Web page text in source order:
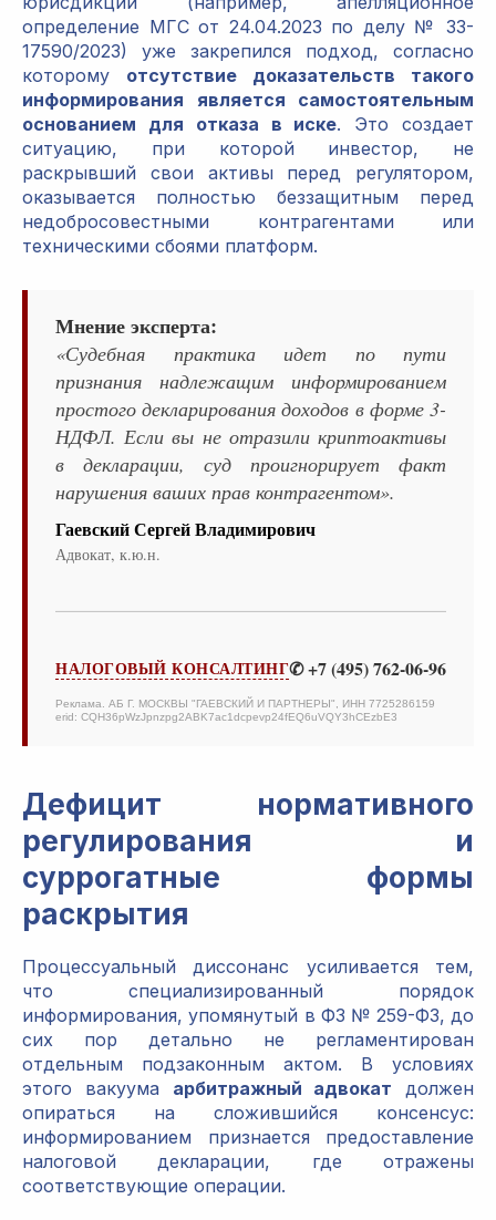
определение МГС от 24.04.2023 по делу № 33-
17590/2023) уже закрепился подход, согласно
которому отсутствие доказательств такого
информирования является самостоятельным
основанием для отказа в иске. Это создает
ситуацию, при которой инвестор, не
раскрывший свои активы перед регулятором,
оказывается полностью беззащитным перед
недобросовестными контрагентами или
техническими сбоями платформ.
Мнение эксперта:
«Судебная практика идет по пути
признания надлежащим информированием
простого декларирования доходов в форме 3-
НДФЛ. Если вы не отразили криптоактивы
в декларации, суд проигнорирует факт
нарушения ваших прав контрагентом».
Гаевский Сергей Владимирович
Адвокат, к.ю.н.
НАЛОГОВЫЙ КОНСАЛТИНГ✆ +7 (495) 762-06-96
Реклама. АБ Г. МОСКВЫ "ГАЕВСКИЙ И ПАРТНЕРЫ", ИНН 7725286159
erid: CQH36pWzJpnzpg2ABK7ac1dcpevp24fEQ6uVQY3hCEzbE3
Дефицит нормативного
регулирования и
суррогатные формы
раскрытия
Процессуальный диссонанс усиливается тем,
что специализированный порядок
информирования, упомянутый в ФЗ № 259-ФЗ, до
сих пор детально не регламентирован
отдельным подзаконным актом. В условиях
этого вакуума арбитражный адвокат должен
опираться на сложившийся консенсус:
информированием признается предоставление
налоговой декларации, где отражены
соответствующие операции.